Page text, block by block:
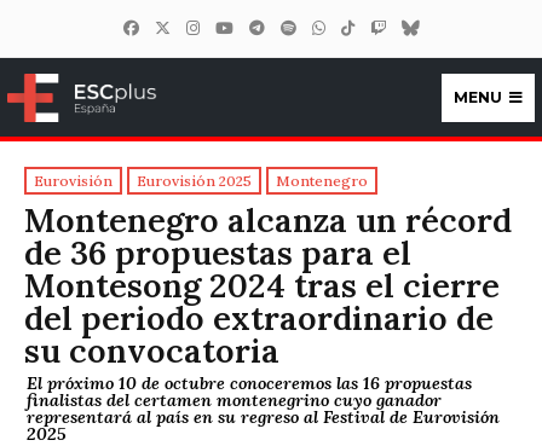
ESCplus España
MENU
Eurovisión Eurovisión 2025 Montenegro
Montenegro alcanza un récord
de 36 propuestas para el
Montesong 2024 tras el cierre
del periodo extraordinario de
su convocatoria
El próximo 10 de octubre conoceremos las 16 propuestas
finalistas del certamen montenegrino cuyo ganador
representará al país en su regreso al Festival de Eurovisión
2025